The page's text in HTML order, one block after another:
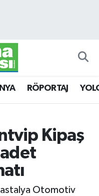
RÖPORTAJ
Kipaş
adet
Otomotiv
Fikstür